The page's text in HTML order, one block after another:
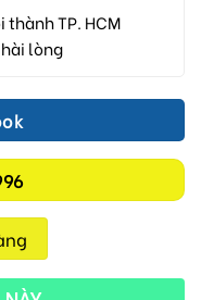
TP. HCM
lòng